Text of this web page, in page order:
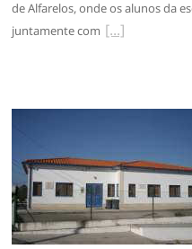
de Alfarelos, onde os alunos da
juntamente com